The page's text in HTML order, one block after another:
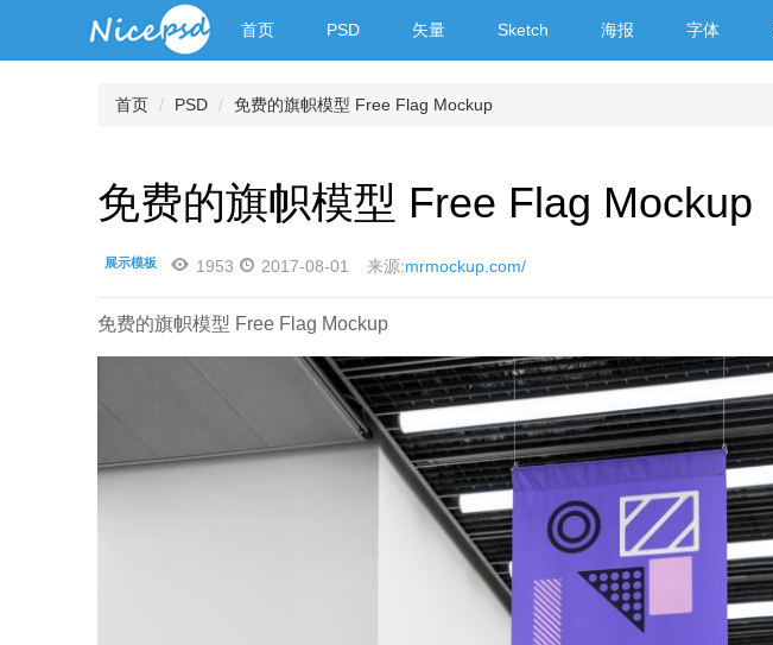
首页 PSD 矢量 Sketch 海报 字体
首页 PSD 免费的旗帜模型 Free Flag Mockup
免费的旗帜模型 Free Flag Mockup
展示模板 1953 2017-08-01 来源:mrmockup.com/
免费的旗帜模型 Free Flag Mockup